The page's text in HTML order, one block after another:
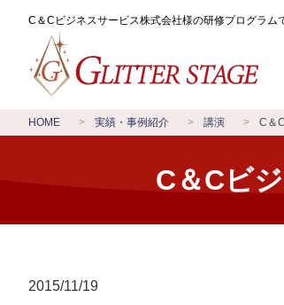
C＆Cビジネスサービス株式会社様の研修プログラム
HOME 実績・事例紹介 講演 C＆
C＆Cビ
2015/11/19